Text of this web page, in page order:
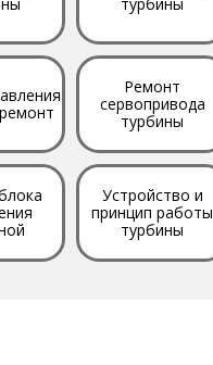
Ремонт
сервопривода
турбины
Устройство и
принцип работы
турбины